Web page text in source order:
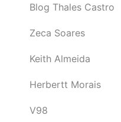
Blog Thales Castro
Zeca Soares
Keith Almeida
Herbertt Morais
V98